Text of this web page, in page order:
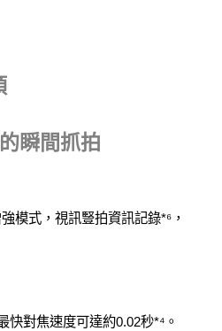
瞬間抓拍
模式，視訊豎拍資訊記錄*⁶，
對焦速度可達約0.02秒*⁴。